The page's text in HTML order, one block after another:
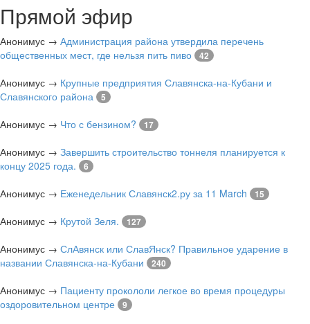
Прямой эфир
Анонимус → Администрация района утвердила перечень
общественных мест, где нельзя пить пиво
42
Анонимус → Крупные предприятия Славянска-на-Кубани и
Славянского района
5
Анонимус → Что с бензином? 17
Анонимус → Завершить строительство тоннеля планируется к
концу 2025 года.
6
Анонимус → Еженедельник Славянск2.ру за 11 March 15
Анонимус → Крутой Зеля. 127
Анонимус → СлАвянск или СлавЯнск? Правильное ударение в
названии Славянска-на-Кубани
240
Анонимус → Пациенту прокололи легкое во время процедуры
оздоровительном центре
9